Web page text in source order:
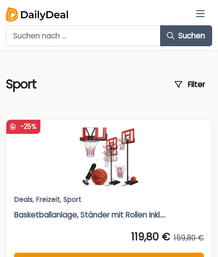
Suchen
Sport Filter
-25%
Deals, Freizeit, Sport
Basketballanlage, Ständer mit Rollen inkl....
119,80 € 159,80 €